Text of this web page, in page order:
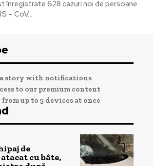
înregistrate 628 cazuri noi de persoane
– CoV...
a story with notifications
to our premium content
from up to 5 devices at once
de
cu bâte,